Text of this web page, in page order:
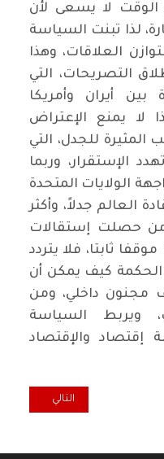
الوقت لا يسعى لأن
لذا تبنت السياسة
العلاقات، وهذا
التصريحات، التي
أيران وأمريكا
لا يمنع الإعتراض
للجدل، التي
الإستقرار، وربما
الولايات المتحدة
العالم جدلاً، وأكثر
من حصلت إستقالات
ثابتا، فلا يتردد
الحكمة كيف يمكن أن
مجنون داخلي، ومن
ويربط السياسة
إقتصاد والإقتصاد
طويلا إن لم يصح من غفوته!
المقال التالي:
التالي